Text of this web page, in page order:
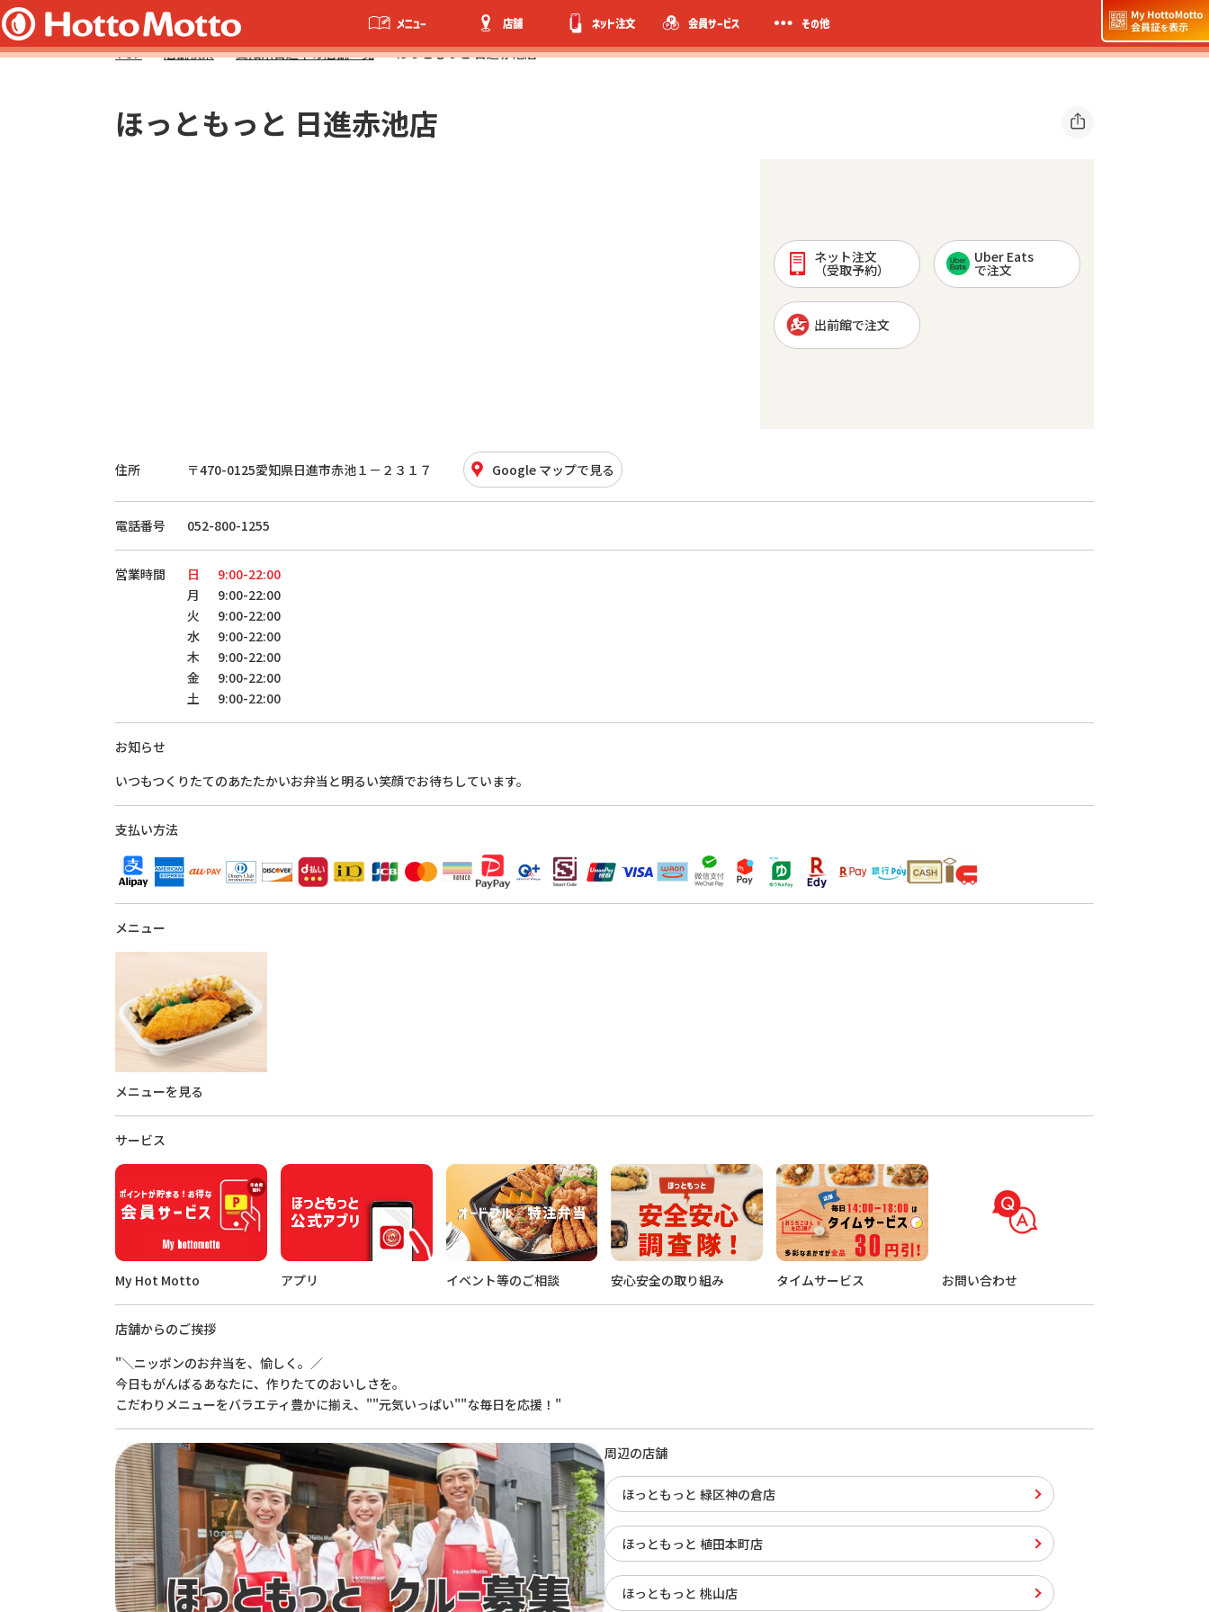
メニュー 店舗 ネット注文 会員サービス その他
TOP 店舗検索 愛知県日進市の店舗一覧 ほっともっと 日進赤池店
ほっともっと 日進赤池店
ネット注文
（受取予約）
Uber Eats
で注文
出前館で注文
住所 〒470-0125愛知県日進市赤池１－２３１７ Google マップで見る
電話番号 052-800-1255
営業時間 日
9:00-22:00
月
9:00-22:00
火
9:00-22:00
水
9:00-22:00
木
9:00-22:00
金
9:00-22:00
土
9:00-22:00
お知らせ
いつもつくりたてのあたたかいお弁当と明るい笑顔でお待ちしています。
支払い方法
メニュー
メニューを見る
サービス
My Hot Motto アプリ イベント等のご相談 安心安全の取り組み タイムサービス お問い合わせ
店舗からのご挨拶
"＼ニッポンのお弁当を、愉しく。／
今日もがんばるあなたに、作りたてのおいしさを。
こだわりメニューをバラエティ豊かに揃え、""元気いっぱい""な毎日を応援！"
周辺の店舗
ほっともっと 緑区神の倉店
ほっともっと 植田本町店
ほっともっと 桃山店